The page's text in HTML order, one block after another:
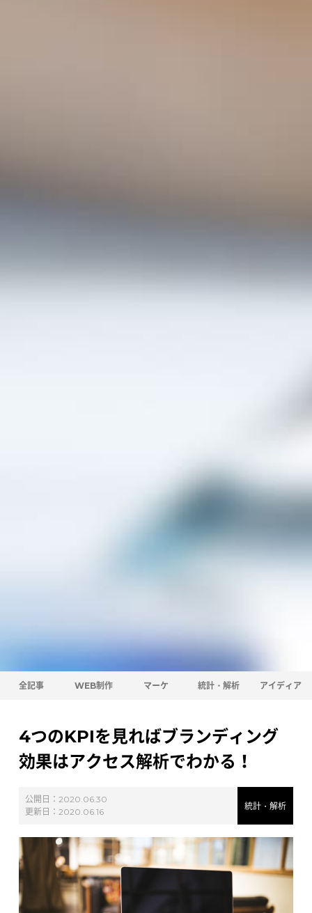
全記事 WEB制作 マーケ 統計・解析 アイディア
4つのKPIを見ればブランディング
効果はアクセス解析でわかる！
公開日： 2020.06.30
更新日： 2020.06.16
統計・解析